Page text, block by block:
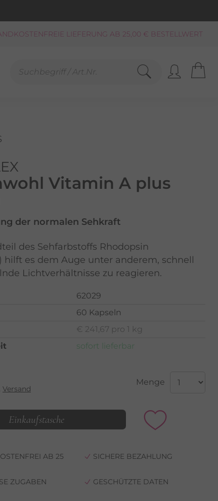
KAUF AUF RECHNUNG**, LASTSCHRIFT
FREUNDLICHER SERVICE 0800-808159
GEPRÜFTER, ZERTIFIZIERTER SHOP
Vitamin A plus
der normalen Sehkraft
des Sehfarbstoffs Rhodopsin
hilft es dem Auge unter anderem, schnell
Lichtverhältnisse zu reagieren.
62029
60 Kapseln
€ 241,67 pro 1 kg
sofort lieferbar
Versand
Menge
Einkaufstasche
AB 25
SICHERE BEZAHLUNG
ZUGABEN GESCHÜTZTE DATEN